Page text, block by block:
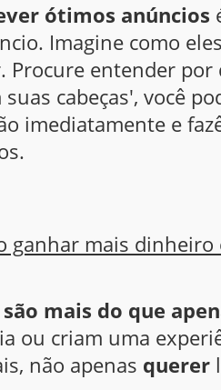
ótimos anúncios
Imagine como
Procure entender
cabeças', você
imediatamente e
ganhar mais dinheiro
mais do que
ou criam uma
não apenas querer